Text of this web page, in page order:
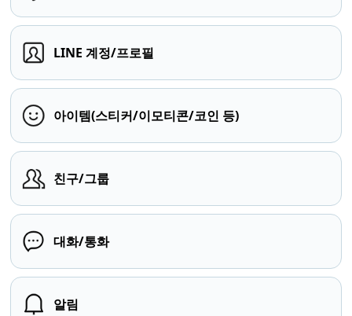
LINE 계정/프로필
아이템(스티커/이모티콘/코인 등)
친구/그룹
대화/통화
알림